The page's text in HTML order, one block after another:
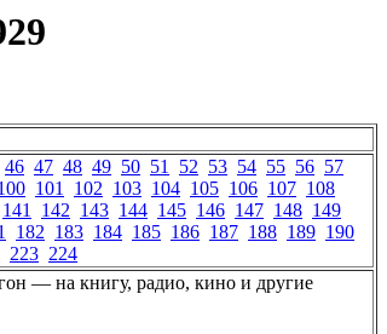
46 47 48 49 50 51 52 53 54 55 56 57
101 102 103 104 105 106 107 108
141 142 143 144 145 146 147 148 149
182 183 184 185 186 187 188 189 190
223 224
— на книгу, радио, кино и другие